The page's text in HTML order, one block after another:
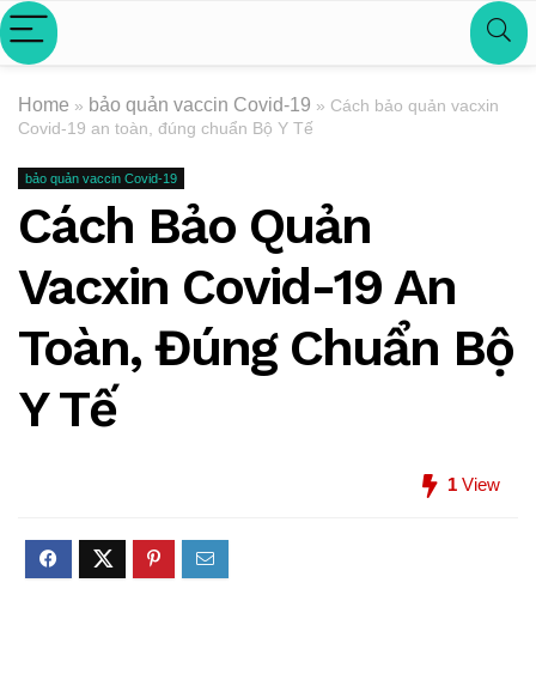
Home » bảo quản vaccin Covid-19 » Cách bảo quản vacxin
Covid-19 an toàn, đúng chuẩn Bộ Y Tế
bảo quản vaccin Covid-19
Cách Bảo Quản
Vacxin Covid-19 An
Toàn, Đúng Chuẩn Bộ
Y Tế
1 View